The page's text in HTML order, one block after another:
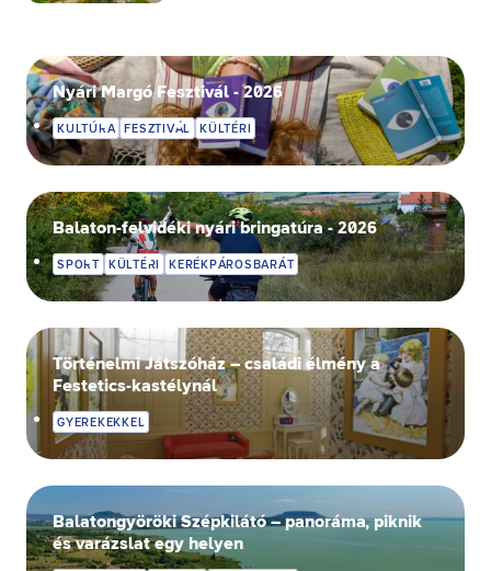
Nyári Margó Fesztivál - 2026
KULTÚRA FESZTIVÁL KÜLTÉRI
Balaton-felvidéki nyári bringatúra - 2026
SPORT KÜLTÉRI KERÉKPÁROSBARÁT
Történelmi Játszóház – családi élmény a
Festetics-kastélynál
GYEREKEKKEL
Balatongyöröki Szépkilátó – panoráma, piknik
és varázslat egy helyen